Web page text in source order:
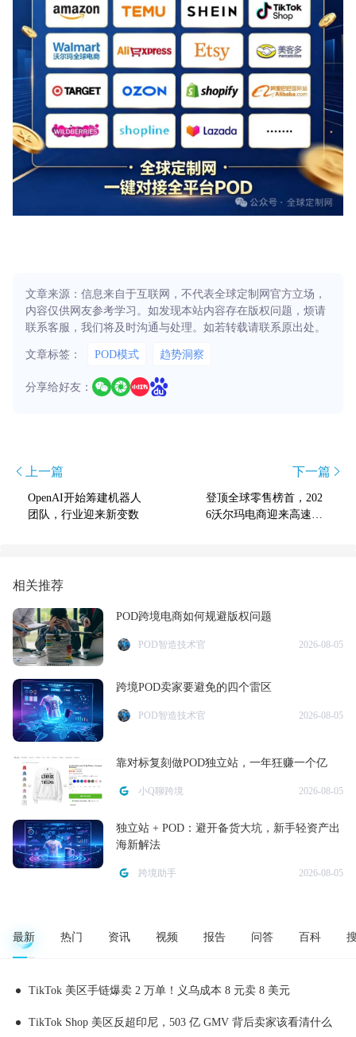
文章来源：信息来自于互联网，不代表全球定制网官方立场，
内容仅供网友参考学习。如发现本站内容存在版权问题，烦请
联系客服，我们将及时沟通与处理。如若转载请联系原出处。
文章标签： POD模式 趋势洞察
分享给好友：
上一篇
OpenAI开始筹建机器人
团队，行业迎来新变数
下一篇
登顶全球零售榜首，202
6沃尔玛电商迎来高速增
相关推荐
POD跨境电商如何规避版权问题
POD智造技术官 2026-08-05
跨境POD卖家要避免的四个雷区
POD智造技术官 2026-08-05
靠对标复刻做POD独立站，一年狂赚一个亿
小Q聊跨境 2026-08-05
独立站 + POD：避开备货大坑，新手轻资产出
海新解法
跨境助手 2026-08-05
最新 热门 资讯 视频 报告 问答 百科
TikTok 美区手链爆卖 2 万单！义乌成本 8 元卖 8 美元
TikTok Shop 美区反超印尼，503 亿 GMV 背后卖家该看清什么